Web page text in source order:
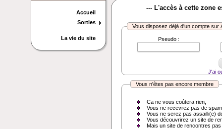
Accueil
Sorties
La vie du site
--- L'accès à cette zone
Vous disposez déjà d'un compte sur
Pseudo :
J'ai
Vous n'êtes pas encore membre
Ca ne vous coûtera rien,
Vous ne recevrez pas de
Vous ne serez pas assailli(e)
Vous découvrirez un site de
Mais un site de rencontres